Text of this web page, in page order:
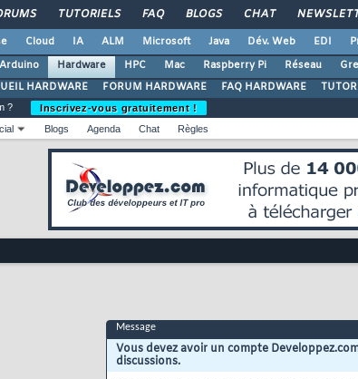
TUTORIELS FAQ BLOGS CHAT
Cloud IA ALM Microsoft Java Dév. Web EDI
Arduino Hardware HPC Mac Raspberry Pi Réseau
HARDWARE
FORUM HARDWARE FAQ HARDWARE
?
Inscrivez-vous gratuitement !
Blogs Agenda Chat Règles
Message
Vous devez avoir un compte
discussions.